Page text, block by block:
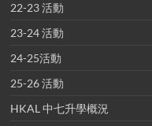
22-23 活動
23-24 活動
24-25活動
25-26 活動
HKAL 中七升學概況